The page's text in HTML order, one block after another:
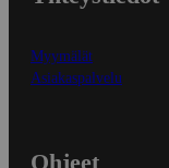
Myymälät
Asiakaspalvelu
Ohjeet